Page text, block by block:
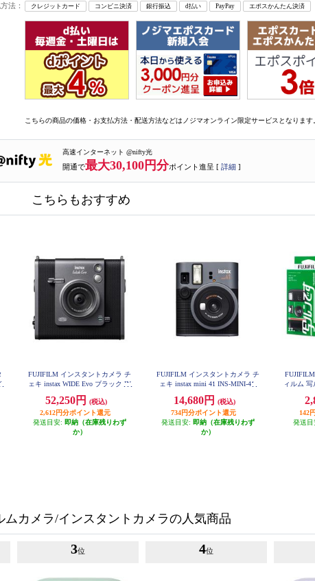
法： クレジットカード コンビニ決済 銀行振込 d払い PayPay エポスかんたん決済
こちらの商品の価格・お支払方法・配送方法などはノジマオンライン限定サービスとなります
高速インターネット @nifty光
開通で最大30,100円分ポイント進呈 [ 詳細 ]
こちらもおすすめ
FUJIFILM インスタントカメラ チ
ェキ instax WIDE Evo ブラック IN
52,250円
(税込)
2,612円分ポイント還元
発送目安: 即納（在庫残りわず
か）
FUJIFILM インスタントカメラ チ
ェキ instax mini 41 INS-MINI-41
14,680円
(税込)
734円分ポイント還元
発送目安: 即納（在庫残りわず
か）
ィルム 写
142
発送目
ムカメラ/インスタントカメラの人気商品
3位 4位